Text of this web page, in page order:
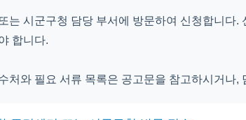
는 시군구청 담당 부서에 방문하여 신청합니다.
합니다.
처와 필요 서류 목록은 공고문을 참고하시거나,